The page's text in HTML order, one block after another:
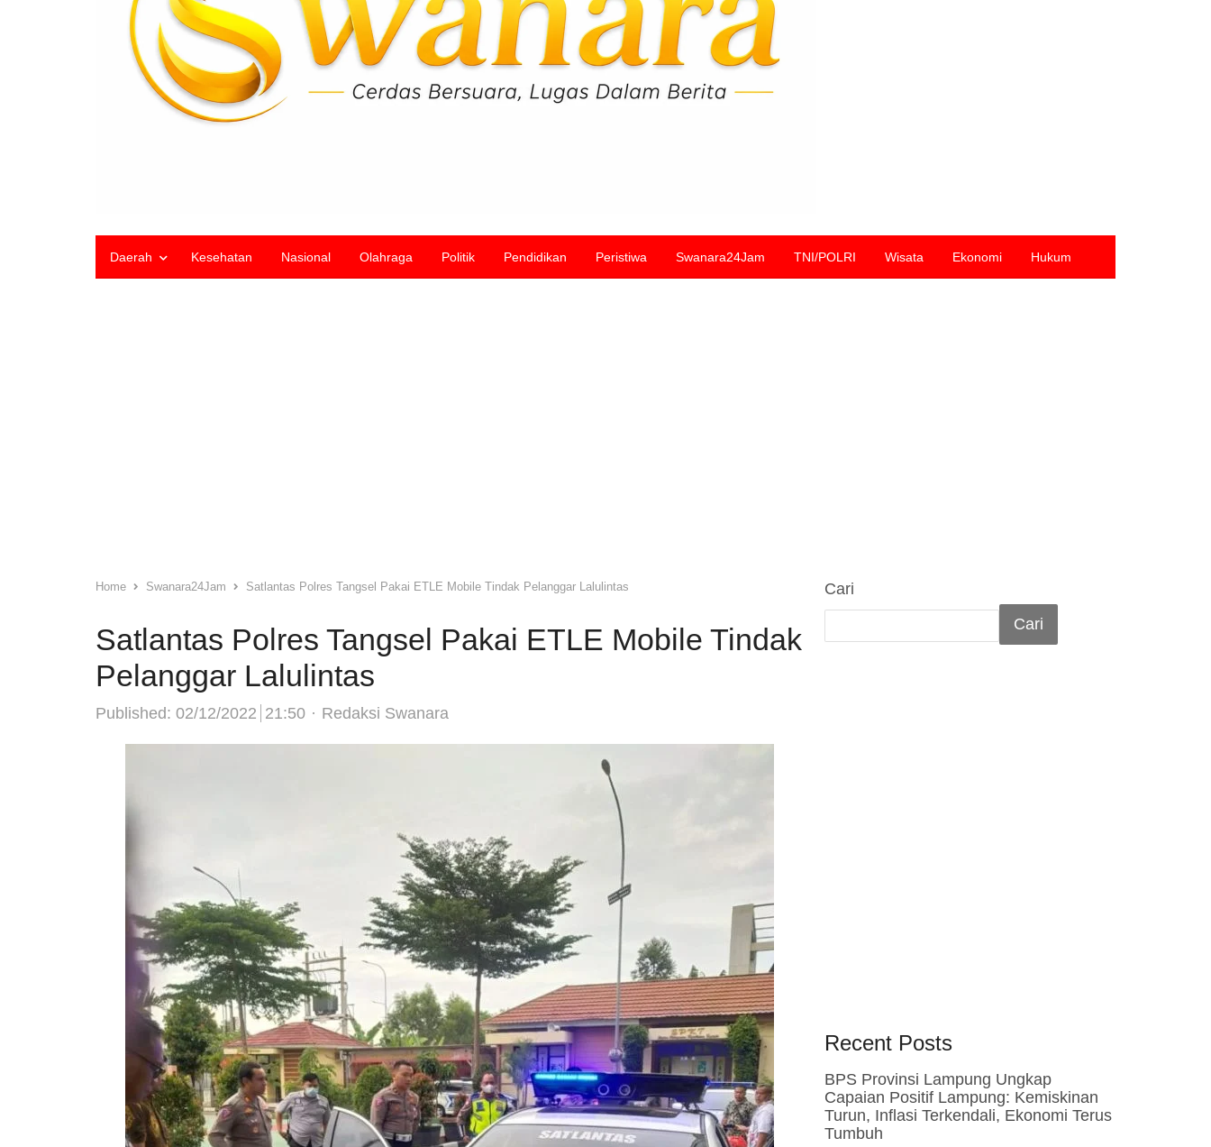
Daerah Kesehatan Nasional Olahraga Politik Pendidikan Peristiwa Swanara24Jam TNI/POLRI Wisata Ekonomi Hukum
Home Swanara24Jam Satlantas Polres Tangsel Pakai ETLE Mobile Tindak Pelanggar Lalulintas
Satlantas Polres Tangsel Pakai ETLE Mobile Tindak
Pelanggar Lalulintas
Published: 02/12/2022 21:50 Author
Redaksi Swanara
Cari
Cari
Recent Posts
BPS Provinsi Lampung Ungkap
Capaian Positif Lampung: Kemiskinan
Turun, Inflasi Terkendali, Ekonomi Terus
Tumbuh